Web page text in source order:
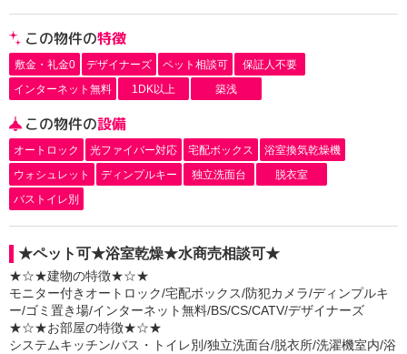
この物件の特徴
敷金・礼金0 デザイナーズ ペット相談可
保証人不要
インターネット無料
1DK以上 築浅
この物件の設備
オートロック 光ファイバー対応 宅配ボックス
浴室換気乾燥機
ウォシュレット
ディンプルキー 独立洗面台
脱衣室
バストイレ別
★ペット可★浴室乾燥★水商売相談可★
★☆★建物の特徴★☆★
モニター付きオートロック/宅配ボックス/防犯カメラ/ディンプルキ
ー/ゴミ置き場/インターネット無料/BS/CS/CATV/デザイナーズ
★☆★お部屋の特徴★☆★
システムキッチン/バス・トイレ別/独立洗面台/脱衣所/洗濯機室内/浴